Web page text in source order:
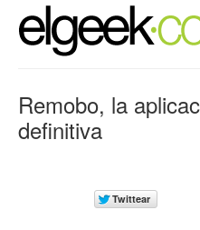
Remobo, la
definitiva